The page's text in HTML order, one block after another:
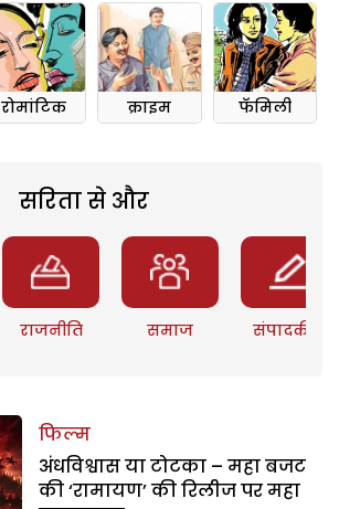
रोमांटिक क्राइम फॅमिली
सरिता से और
राजनीति समाज संपादकीय
फिल्म
अंधविश्वास या टोटका – महा बजट
की ‘रामायण’ की रिलीज पर महा